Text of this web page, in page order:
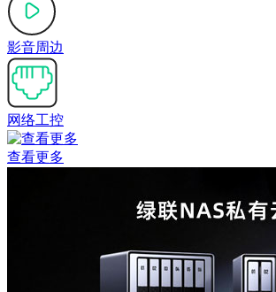
影音周边
网络工控
查看更多